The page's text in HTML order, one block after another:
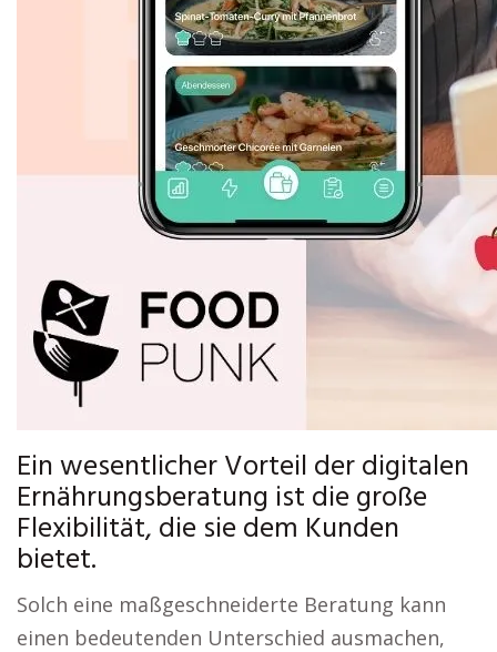
Ein wesentlicher Vorteil der digitalen
Ernährungsberatung ist die große
Flexibilität, die sie dem Kunden
bietet.
Solch eine maßgeschneiderte Beratung kann
einen bedeutenden Unterschied ausmachen,